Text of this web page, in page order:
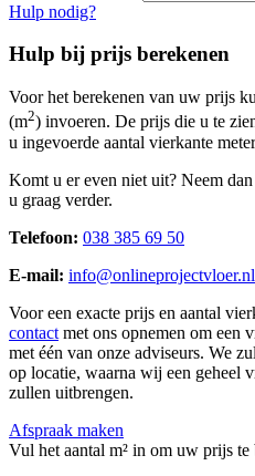
Hulp nodig?
Hulp bij prijs berekenen
Voor het berekenen van uw prijs
(m2) invoeren. De prijs die u te
u ingevoerde aantal vierkante
Komt u er even niet uit? Neem
u graag verder.
Telefoon: 038 385 69 50
E-mail: info@onlineprojectvloer.nl
Voor een exacte prijs en aantal
contact met ons opnemen om een
met één van onze adviseurs. We
op locatie, waarna wij een geheel
zullen uitbrengen.
Afspraak maken
Vul het aantal m² in om uw prijs te